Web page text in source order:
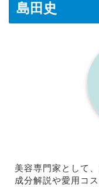
島田史
美容専門家として
成分解説や愛用コ